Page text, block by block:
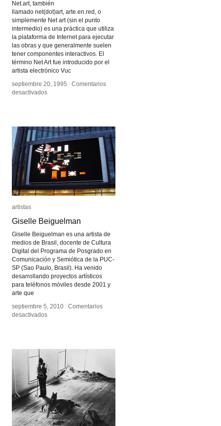
Net.art, también
llamado net(dot)art, arte.en.red, o
simplemente Net art (sin el punto
intermedio) es una práctica que utiliza
la plataforma de Internet para ejecutar
las obras y que generalmente suelen
tener componentes interactivos. El
término Net Art fue introducido por el
artista electrónico Vuc
septiembre 20, 1995 / Comentarios
desactivadosen
septiembre 20, 1995 / Comentarios
desactivadosen
artistas
Giselle Beiguelman
Giselle Beiguelman es una artista de
medios de Brasil, docente de Cultura
Digital del Programa de Posgrado en
Comunicación y Semiótica de la PUC-
SP (Sao Paulo, Brasil). Ha venido
desarrollando proyectos artísticos
para teléfonos móviles desde 2001 y
arte que
septiembre 5, 2010 / Comentarios
desactivadosen
artistas
Giselle Beiguelman
septiembre 5, 2010 / Comentarios
desactivadosen